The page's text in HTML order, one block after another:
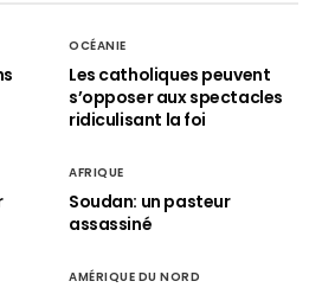
OCÉANIE
Les catholiques peuvent
s’opposer aux spectacles
ridiculisant la foi
AFRIQUE
Soudan: un pasteur
assassiné
AMÉRIQUE DU NORD